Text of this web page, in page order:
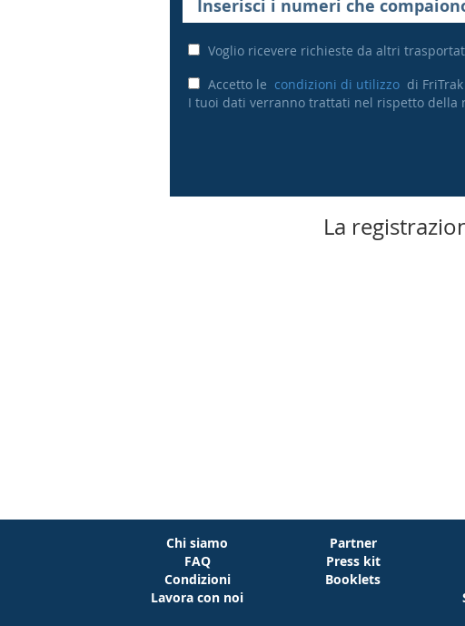
Voglio ricevere richieste da altri
Accetto le condizioni di utilizzo di FriTrak
I tuoi dati verranno trattati nel rispetto della
La
Chi siamo
FAQ
Condizioni
Lavora con noi
Partner
Press kit
Booklets